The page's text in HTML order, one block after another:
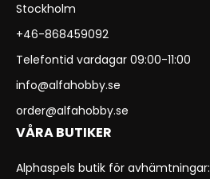
Stockholm
+46-868459092
Telefontid vardagar 09:00-11:00
info@alfahobby.se
order@alfahobby.se
VÅRA BUTIKER
Alphaspels butik för avhämtningar: